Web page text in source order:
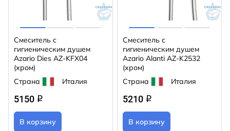
Смеситель с
гигиеническим душем
Azario Dies AZ-KFX04
(хром)
Страна
Италия
5150 q
В корзину
Смеситель с
гигиеническим душем
Azario Alanti AZ-K2532
(хром)
Страна
Италия
5210 q
В корзину